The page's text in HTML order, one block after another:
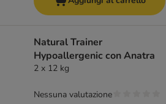
Natural Trainer
Hypoallergenic con Anatra
2 x 12 kg
Nessuna valutazione